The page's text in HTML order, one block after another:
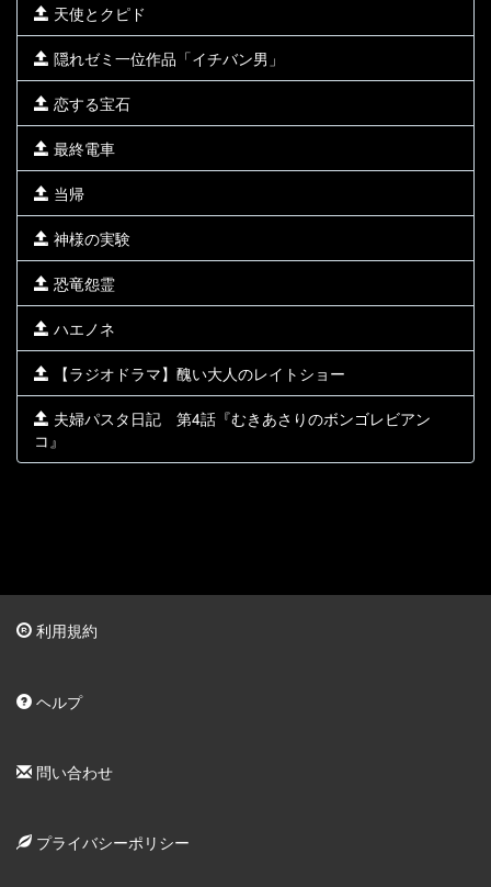
天使とクピド
隠れゼミ一位作品「イチバン男」
恋する宝石
最終電車
当帰
神様の実験
恐竜怨霊
ハエノネ
【ラジオドラマ】醜い大人のレイトショー
夫婦パスタ日記 第4話『むきあさりのボンゴレビアン
コ』
利用規約
ヘルプ
問い合わせ
プライバシーポリシー